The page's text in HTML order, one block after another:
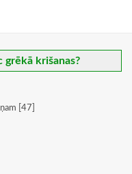
grēkā krišanas?
[47]